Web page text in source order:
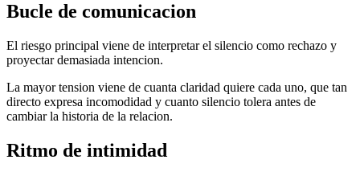
Bucle de comunicacion
El riesgo principal viene de interpretar el silencio como rechazo y
proyectar demasiada intencion.
La mayor tension viene de cuanta claridad quiere cada uno, que tan
directo expresa incomodidad y cuanto silencio tolera antes de
cambiar la historia de la relacion.
Ritmo de intimidad